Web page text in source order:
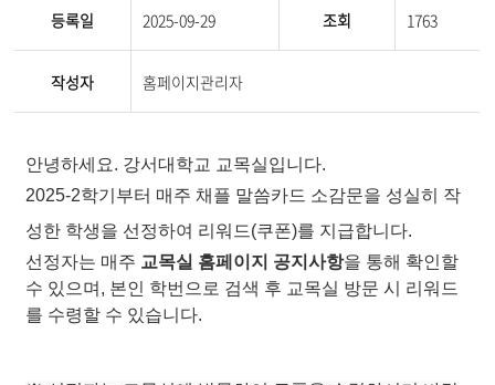
등록일 2025-09-29 조회 1763
작성자 홈페이지관리자
안녕하세요. 강서대학교 교목실입니다.
2025-2학기부터 매주 채플 말씀카드 소감문을 성실히 작
성한 학생을 선정하여 리워드(쿠폰)를 지급합니다.
선정자는 매주 교목실 홈페이지 공지사항을 통해 확인할
수 있으며, 본인 학번으로 검색 후 교목실 방문 시 리워드
를 수령할 수 있습니다.